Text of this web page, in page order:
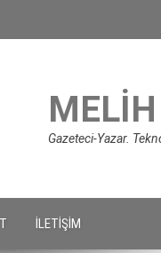
Gazeteci-Yazar.
İLETIŞIM